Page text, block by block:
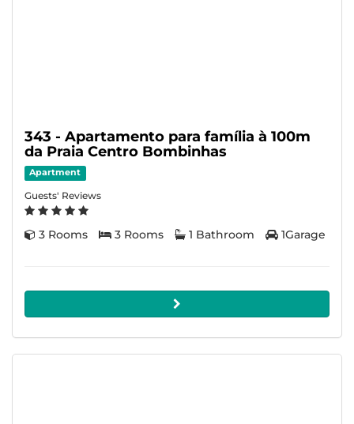
343 - Apartamento para família à 100m
da Praia Centro Bombinhas
Apartment
Guests' Reviews
3 Rooms 3 Rooms 1 Bathroom 1Garage